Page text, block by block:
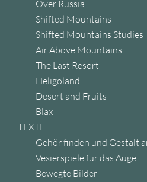
Over Russia
Shifted Mountains
Shifted Mountains Studies
Air Above Mountains
The Last Resort
Heligoland
Desert and Fruits
Blax
TEXTE
Gehör finden und Gestalt
Vexierspiele für das Auge
Bewegte Bilder